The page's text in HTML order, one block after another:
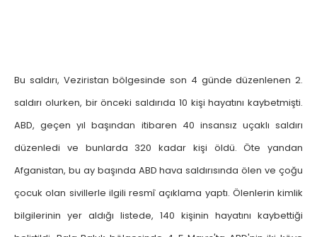
Bu saldırı, Veziristan bölgesinde son 4 günde düzenlenen 2.
saldırı olurken, bir önceki saldırıda 10 kişi hayatını kaybetmişti.
ABD, geçen yıl başından itibaren 40 insansız uçaklı saldırı
düzenledi ve bunlarda 320 kadar kişi öldü. Öte yandan
Afganistan, bu ay başında ABD hava saldırısında ölen ve çoğu
çocuk olan sivillerle ilgili resmî açıklama yaptı. Ölenlerin kimlik
bilgilerinin yer aldığı listede, 140 kişinin hayatını kaybettiği